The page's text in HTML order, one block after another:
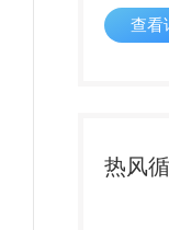
等作业
查看
热风